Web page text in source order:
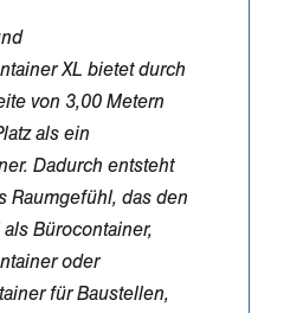
XL bietet durch
von 3,00 Metern
als ein
Dadurch entsteht
Raumgefühl, das den
Bürocontainer,
oder
für Baustellen,